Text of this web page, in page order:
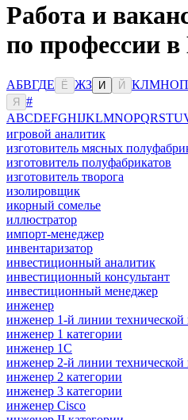
Работа и
по профессии
АБВГДЕ Ё ЖЗ И Й КЛМНОП
Я
#
ABCDEFGHIJKLMNOPQRSTU
игровой аналитик
изготовитель мясных
изготовитель полуфабрикатов
изготовитель творога
изолировщик
икорный сомелье
иллюстратор
импорт-менеджер
инвентаризатор
инвестиционный аналитик
инвестиционный консультант
инвестиционный менеджер
инженер
инженер 1-й линии технической
инженер 1 категории
инженер 1С
инженер 2-й линии технической
инженер 2 категории
инженер 3 категории
инженер Cisco